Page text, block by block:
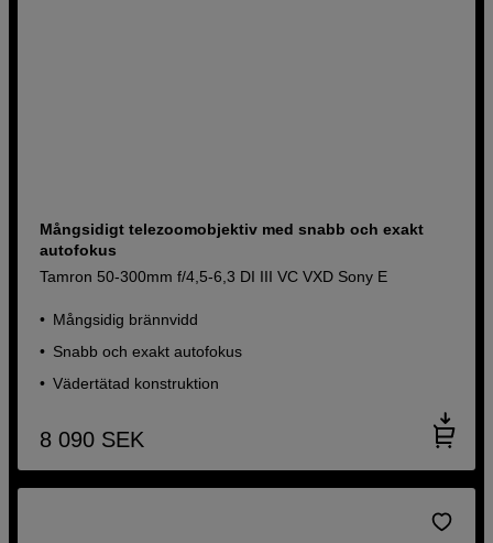
Mångsidigt telezoomobjektiv med snabb och exakt
autofokus
Tamron 50-300mm f/4,5-6,3 DI III VC VXD Sony E
Mångsidig brännvidd
Snabb och exakt autofokus
Vädertätad konstruktion
8 090 SEK